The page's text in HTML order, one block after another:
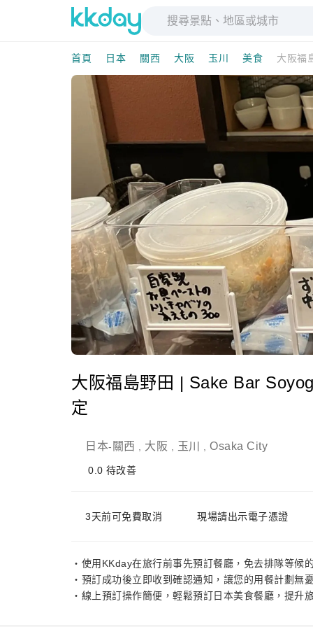
首頁 日本 關西 大阪 玉川 美食 大阪福
大阪福島野田 | Sake Bar
定
日本- 關西 大阪 玉川 Osaka City
0.0 待改善
3天前可免費取消 現場請出示電子憑證
・使用KKday在旅行前事先預訂餐廳，免去排隊等候
・預訂成功後立即收到確認通知，讓您的用餐計劃無
・線上預訂操作簡便，輕鬆預訂日本美食餐廳，提